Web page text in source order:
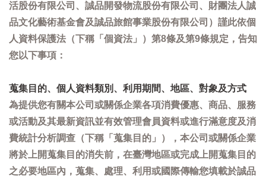
活股份有限公司、誠品開發物流股份有限公司、財團法人誠
品文化藝術基金會及誠品旅館事業股份有限公司）謹此依個
人資料保護法（下稱「個資法」）第8條及第9條規定，告知
您以下事項：
蒐集目的、個人資料類別、利用期間、地區、對象及方式
為提供您有關本公司或關係企業各項消費優惠、商品、服務
或活動及其最新資訊並有效管理會員資料或進行滿意度及消
費統計分析調查（下稱「蒐集目的」），本公司或關係企業
將於上開蒐集目的消失前，在臺灣地區或完成上開蒐集目的
之必要地區內，蒐集、處理、利用或國際傳輸您填載於誠品